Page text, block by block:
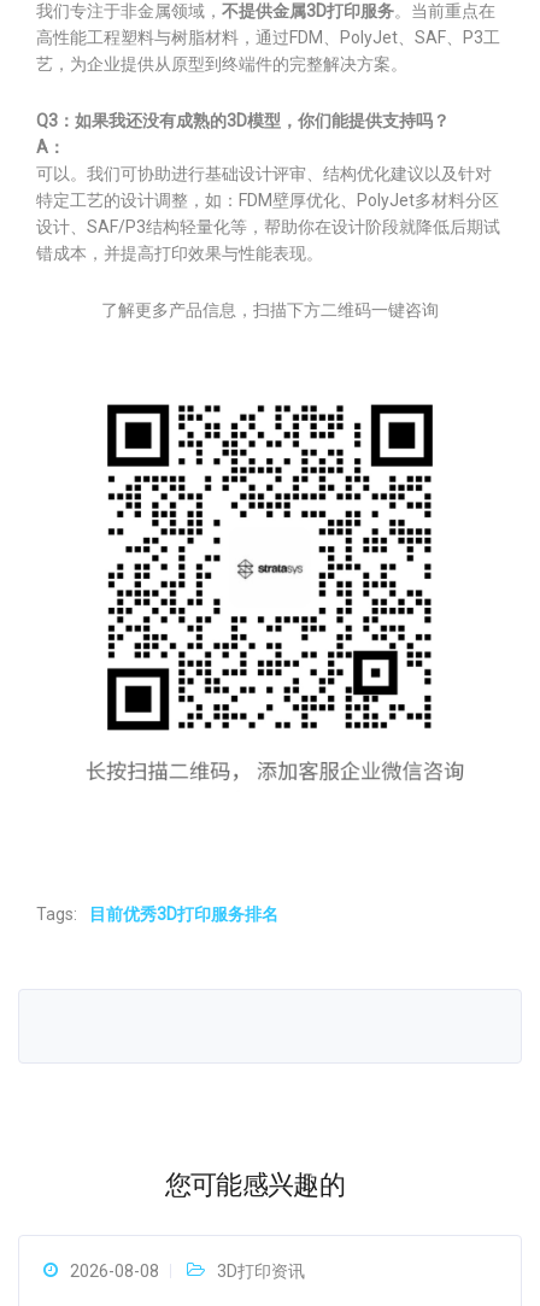
我们专注于非金属领域， 不提供金属3D打印服务。当前重点在
高性能工程塑料与树脂材料，通过FDM、PolyJet、SAF、P3工
艺，为企业提供从原型到终端件的完整解决方案。
Q3：如果我还没有成熟的3D模型，你们能提供支持吗？
A：
可以。我们可协助进行基础设计评审、结构优化建议以及针对
特定工艺的设计调整，如：FDM壁厚优化、PolyJet多材料分区
设计、SAF/P3结构轻量化等，帮助你在设计阶段就降低后期试
错成本，并提高打印效果与性能表现。
了解更多产品信息，扫描下方二维码一键咨询
Tags: 目前优秀3D打印服务排名
您可能感兴趣的
2026-08-08 3D打印资讯